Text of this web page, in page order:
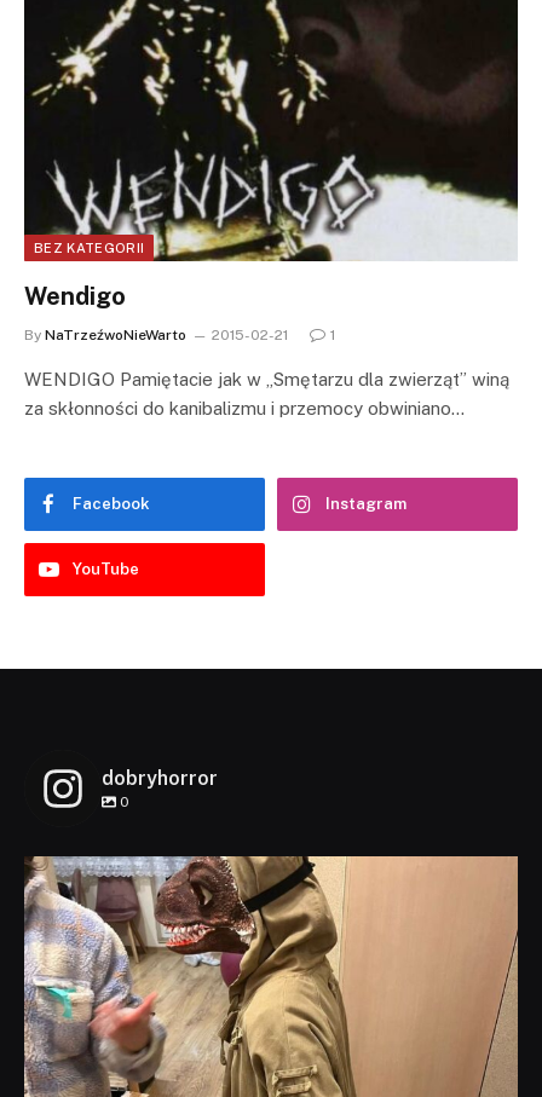
BEZ KATEGORII
Wendigo
By NaTrzeźwoNieWarto 2015-02-21 1
WENDIGO Pamiętacie jak w „Smętarzu dla zwierząt” winą
za skłonności do kanibalizmu i przemocy obwiniano…
Facebook Instagram
YouTube
dobryhorror
0
dobryhorror
Lis 1